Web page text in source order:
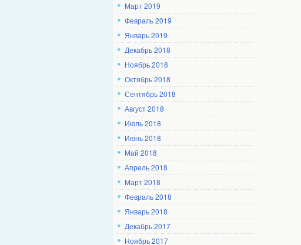
Март 2019
Февраль 2019
Январь 2019
Декабрь 2018
Ноябрь 2018
Октябрь 2018
Сентябрь 2018
Август 2018
Июль 2018
Июнь 2018
Май 2018
Апрель 2018
Март 2018
Февраль 2018
Январь 2018
Декабрь 2017
Ноябрь 2017